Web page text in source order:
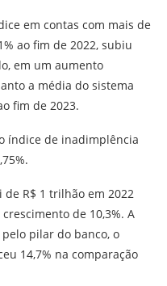
em contas com mais de
ao fim de 2022, subiu
em um aumento
a média do sistema
fim de 2023.
índice de inadimplência
R$ 1 trilhão em 2022
de 10,3%. A
pilar do banco, o
14,7% na comparação